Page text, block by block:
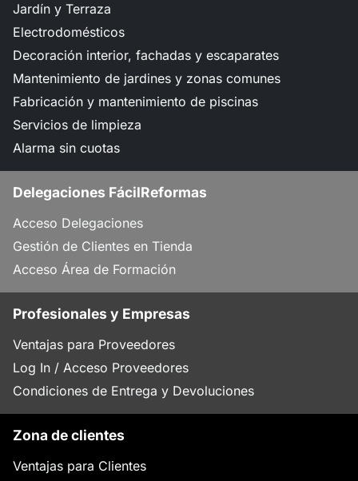
Jardín y Terraza
Electrodomésticos
Decoración interior, fachadas y escaparates
Mantenimiento de jardines y zonas comunes
Fabricación y mantenimiento de piscinas
Servicios de limpieza
Alarma sin cuotas
Delegaciones FácilReformas
Acceso Delegaciones
Gestión de Clientes en Tienda
Acceso Área de Formación
Profesionales y Empresas
Ventajas para Proveedores
Log In / Acceso Proveedores
Condiciones de Entrega y Devoluciones
Zona de clientes
Ventajas para Clientes